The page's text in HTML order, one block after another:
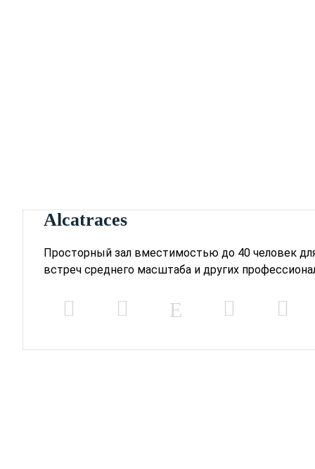
Alcatraces
Просторный зал вместимостью до 40 человек
встреч среднего масштаба и других